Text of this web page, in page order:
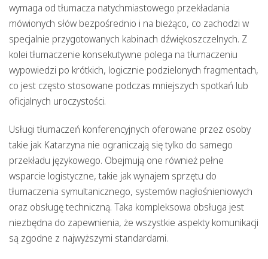
wymaga od tłumacza natychmiastowego przekładania
mówionych słów bezpośrednio i na bieżąco, co zachodzi w
specjalnie przygotowanych kabinach dźwiękoszczelnych. Z
kolei tłumaczenie konsekutywne polega na tłumaczeniu
wypowiedzi po krótkich, logicznie podzielonych fragmentach,
co jest często stosowane podczas mniejszych spotkań lub
oficjalnych uroczystości.
Usługi tłumaczeń konferencyjnych oferowane przez osoby
takie jak Katarzyna nie ograniczają się tylko do samego
przekładu językowego. Obejmują one również pełne
wsparcie logistyczne, takie jak wynajem sprzętu do
tłumaczenia symultanicznego, systemów nagłośnieniowych
oraz obsługę techniczną. Taka kompleksowa obsługa jest
niezbędna do zapewnienia, że wszystkie aspekty komunikacji
są zgodne z najwyższymi standardami.